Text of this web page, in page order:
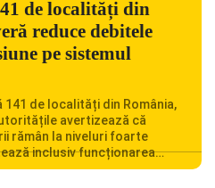
de localități din
reduce debitele
pe sistemul
de localități din România,
avertizează că
rămân la niveluri foarte
inclusiv funcționarea
România se confruntă